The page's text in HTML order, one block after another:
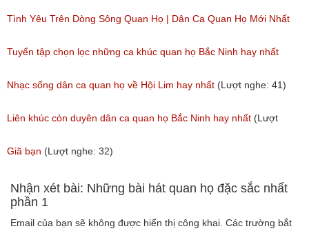
(Lượt nghe: 173)
Tình Yêu Trên Dòng Sông Quan Họ | Dân Ca Quan Họ Mới Nhất
2018
(Lượt nghe: 31)
Tuyển tập chọn lọc những ca khúc quan họ Bắc Ninh hay nhất
(Lượt nghe: 215)
Nhạc sống dân ca quan họ về Hội Lim hay nhất (Lượt nghe: 41)
Liên khúc còn duyên dân ca quan họ Bắc Ninh hay nhất (Lượt
nghe: 108)
Giã bạn (Lượt nghe: 32)
Nhận xét bài: Những bài hát quan họ đặc sắc nhất
phần 1
Email của bạn sẽ không được hiển thị công khai. Các trường bắt